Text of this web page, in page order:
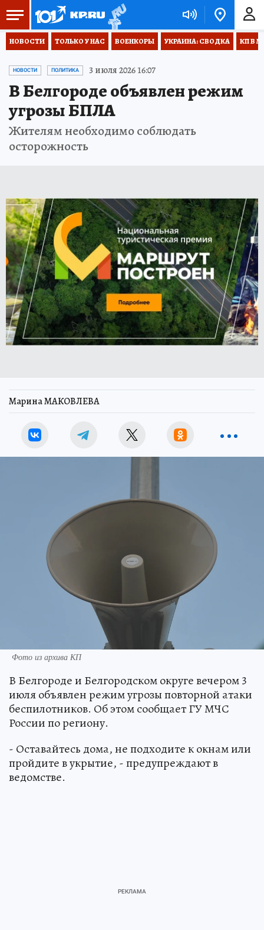
НОВОСТИ ТОЛЬКО У НАС ВОЕНКОРЫ УКРАИНА: СВОДКА КП В
НОВОСТИ ПОЛИТИКА 3 июля 2026 16:07
В Белгороде объявлен режим
угрозы БПЛА
Жителям необходимо соблюдать
осторожность
Марина МАКОВЛЕВА
Фото из архива КП
В Белгороде и Белгородском округе вечером 3
июля объявлен режим угрозы повторной атаки
беспилотников. Об этом сообщает ГУ МЧС
России по региону.
- Оставайтесь дома, не подходите к окнам или
пройдите в укрытие, - предупреждают в
ведомстве.